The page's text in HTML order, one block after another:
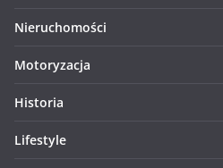
Nieruchomości
Motoryzacja
Historia
Lifestyle